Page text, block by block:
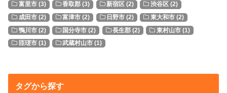
富里市(3) 香取郡 (3) 新宿区 (2) 渋谷区(2)
成田市(2) 富津市 (2) 日野市 (2) 東大和市(2)
鴨川市(2) 国分寺市 (2) 長生郡 (2) 東村山市(1)
匝瑳市(1) 武蔵村山市 (1)
タグから探す